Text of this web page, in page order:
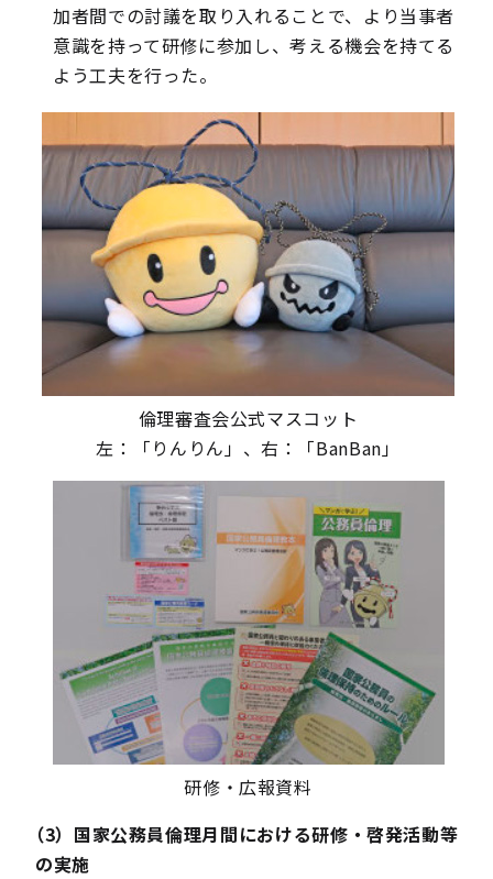
加者間での討議を取り入れることで、より当事者
意識を持って研修に参加し、考える機会を持てる
よう工夫を行った。
倫理審査会公式マスコット
左：「りんりん」、右：「BanBan」
研修・広報資料
（3）国家公務員倫理月間における研修・啓発活動等
の実施